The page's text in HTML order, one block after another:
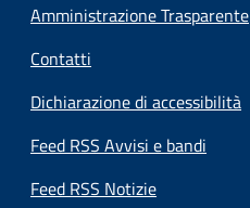
Amministrazione Trasparente
Contatti
Dichiarazione di accessibilità
Feed RSS Avvisi e bandi
Feed RSS Notizie